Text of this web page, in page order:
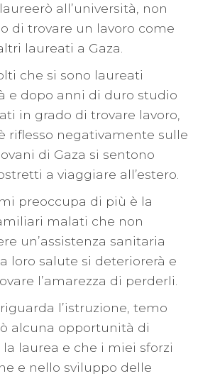
all’università, non
di trovare un lavoro come
laureati a Gaza.
che si sono laureati
e dopo anni di duro studio
in grado di trovare lavoro,
riflesso negativamente sulle
di Gaza si sentono
a viaggiare all’estero.
preoccupa di più è la
malati che non
un’assistenza sanitaria
loro salute si deteriorerà e
l’amarezza di perderli.
l’istruzione, temo
alcuna opportunità di
la laurea e che i miei sforzi
e nello sviluppo delle